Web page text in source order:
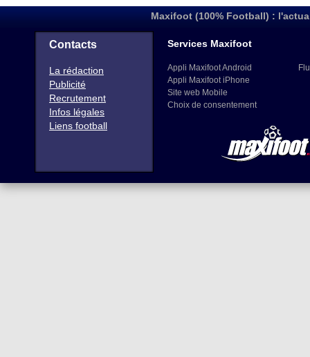
Maxifoot (100% Football) :
Contacts
La rédaction
Publicité
Recrutement
Infos légales
Liens football
Services Maxifoot
Appli Maxifoot Android
Appli Maxifoot iPhone
Site web Mobile
Choix de consentement